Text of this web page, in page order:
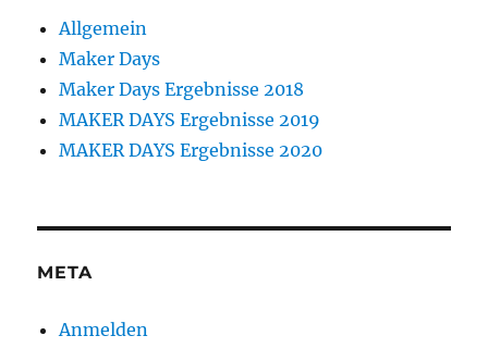
Allgemein
Maker Days
Maker Days Ergebnisse 2018
MAKER DAYS Ergebnisse 2019
MAKER DAYS Ergebnisse 2020
META
Anmelden